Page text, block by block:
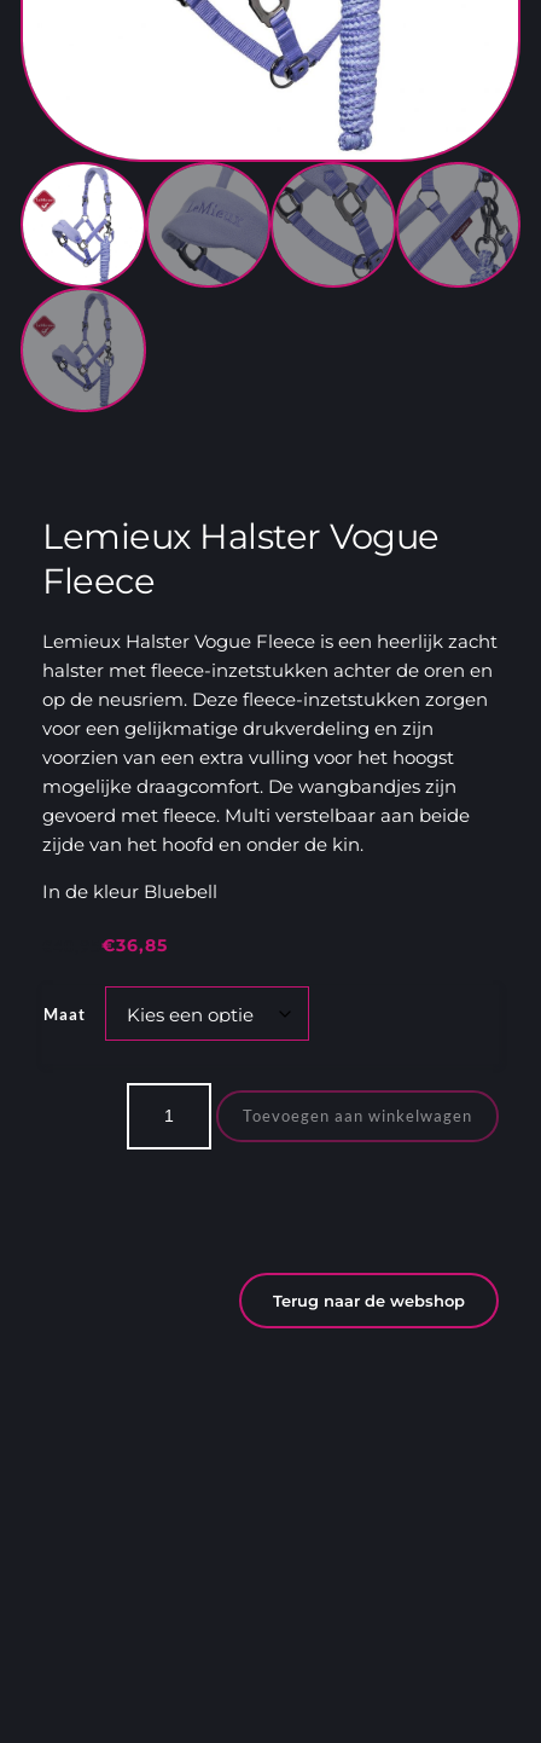
Lemieux Halster Vogue
Fleece
Lemieux Halster Vogue Fleece is een heerlijk zacht
halster met fleece-inzetstukken achter de oren en
op de neusriem. Deze fleece-inzetstukken zorgen
voor een gelijkmatige drukverdeling en zijn
voorzien van een extra vulling voor het hoogst
mogelijke draagcomfort. De wangbandjes zijn
gevoerd met fleece. Multi verstelbaar aan beide
zijde van het hoofd en onder de kin.
In de kleur Bluebell
Oorspronkelijke
was:
€36,85
Huidige
is:
Maat
Lemieux
Halster
Vogue
Toevoegen aan winkelwagen
Terug naar de webshop